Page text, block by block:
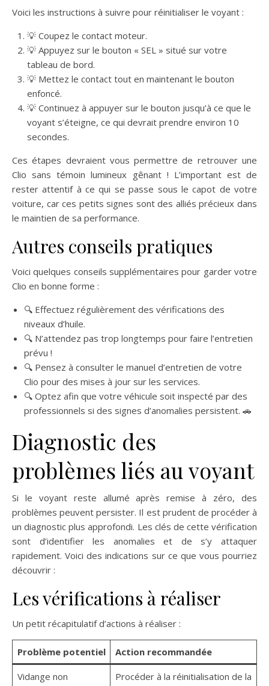
Voici les instructions à suivre pour réinitialiser le voyant :
💡 Coupez le contact moteur.
💡 Appuyez sur le bouton « SEL » situé sur votre
tableau de bord.
💡 Mettez le contact tout en maintenant le bouton
enfoncé.
💡 Continuez à appuyer sur le bouton jusqu’à ce que le
voyant s’éteigne, ce qui devrait prendre environ 10
secondes.
Ces étapes devraient vous permettre de retrouver une
Clio sans témoin lumineux gênant ! L’important est de
rester attentif à ce qui se passe sous le capot de votre
voiture, car ces petits signes sont des alliés précieux dans
le maintien de sa performance.
Autres conseils pratiques
Voici quelques conseils supplémentaires pour garder votre
Clio en bonne forme :
🔍 Effectuez régulièrement des vérifications des
niveaux d’huile.
🔍 N’attendez pas trop longtemps pour faire l’entretien
prévu !
🔍 Pensez à consulter le manuel d’entretien de votre
Clio pour des mises à jour sur les services.
🔍 Optez afin que votre véhicule soit inspecté par des
professionnels si des signes d’anomalies persistent. 🚗
Diagnostic des
problèmes liés au voyant
Si le voyant reste allumé après remise à zéro, des
problèmes peuvent persister. Il est prudent de procéder à
un diagnostic plus approfondi. Les clés de cette vérification
sont d’identifier les anomalies et de s’y attaquer
rapidement. Voici des indications sur ce que vous pourriez
découvrir :
Les vérifications à réaliser
Un petit récapitulatif d’actions à réaliser :
Problème potentiel Action recommandée
Vidange non
Procéder à la réinitialisation de la